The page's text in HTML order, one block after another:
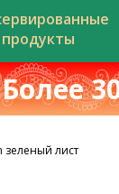
продукты
зеленый лист